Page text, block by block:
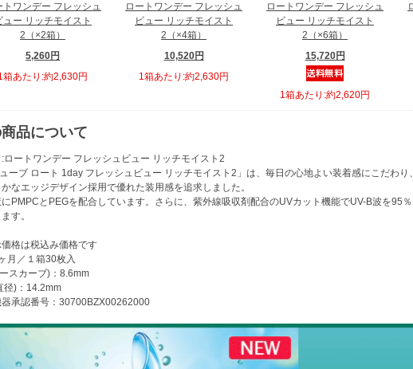
トワンデー フレッシュ
ュー リッチモイスト
2（×2箱）
5,260円
箱あたり:約2,630円
ロートワンデー フレッシュ
ビュー リッチモイスト
2（×4箱）
10,520円
1箱あたり:約2,630円
ロートワンデー フレッシュ
ビュー リッチモイスト
2（×6箱）
15,720円
1箱あたり:約2,620円
品について
ロートワンデー フレッシュビュー リッチモイスト2
ューブ ロート 1day フレッシュビュー リッチモイスト2」は、毎日の心地よい装着感にこだわ
なエッジデザイン採用で優れた装用感を追求しました。
PMPCとPEGを配合しています。さらに、紫外線吸収剤配合のUVカット機能でUV-B波を95
す。
格は税込み価格です
月／１箱30枚入
スカーブ)：8.6mm
径)：14.2mm
器承認番号：30700BZX00262000